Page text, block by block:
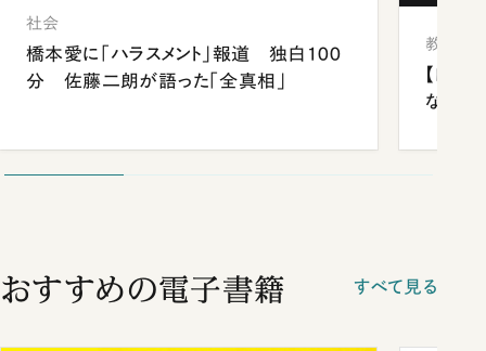
社会
橋本愛に「ハラスメント」報道 独白100
分 佐藤二朗が語った「全真相」
教育
【四
ながら
おすすめの電子書籍 すべて見る